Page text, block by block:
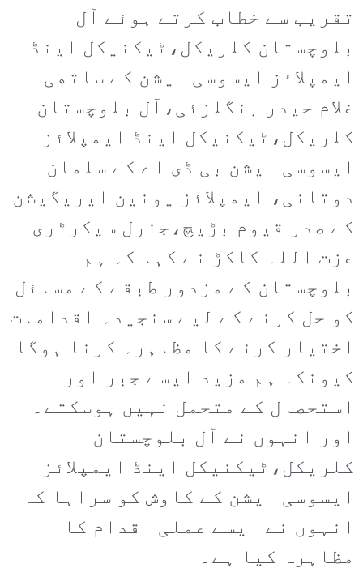
تقریب سے خطاب کرتے ہوئے آل
بلوچستان کلریکل،ٹیکنیکل اینڈ
ایمپلائز ایسوسی ایشن کے ساتھی
غلام حیدر بنگلزئی،آل بلوچستان
کلریکل،ٹیکنیکل اینڈ ایمپلائز
ایسوسی ایشن بی ڈی اے کے سلمان
دوتانی، ایمپلائز یونین ایریگیشن
کے صدر قیوم بڑیچ،جنرل سیکرٹری
عزت اللہ کاکڑ نے کہا کہ ہم
بلوچستان کے مزدور طبقے کے مسائل
کو حل کرنے کے لیے سنجیدہ اقدامات
اختیار کرنے کا مظاہرہ کرنا ہوگا
کیونکہ ہم مزید ایسے جبر اور
استحصال کے متحمل نہیں ہوسکتے۔
اور انہوں نے آل بلوچستان
کلریکل،ٹیکنیکل اینڈ ایمپلائز
ایسوسی ایشن کے کاوش کو سراہا کہ
انہوں نے ایسے عملی اقدام کا
مظاہرہ کیا ہے۔